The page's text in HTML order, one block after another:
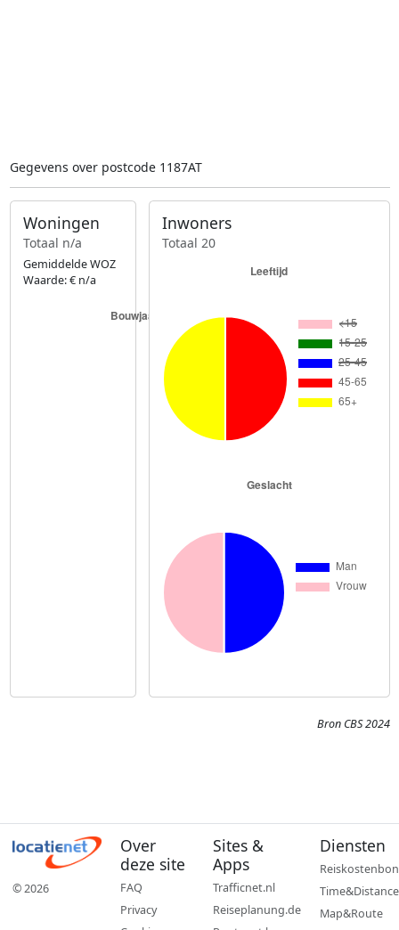
Gegevens over postcode 1187AT
Woningen
Totaal n/a
Gemiddelde WOZ
Waarde: € n/a
Inwoners
Totaal 20
Bron CBS 2024
© 2026
Over
deze site
FAQ
Privacy
Sites &
Apps
Trafficnet.nl
Reiseplanung.de
Diensten
Reiskostenbon
Time&Distance
Map&Route